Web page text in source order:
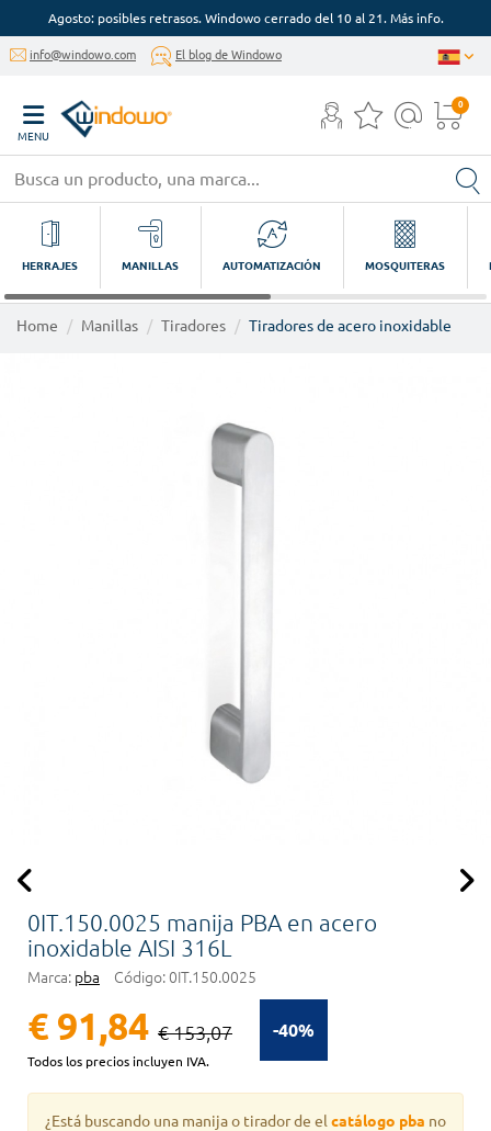
Agosto: posibles retrasos. Windowo cerrado del 10 al 21. Más info.
info@windowo.com El blog de Windowo
MENU
0
HERRAJES MANILLAS AUTOMATIZACIÓN MOSQUITERAS
Home Manillas Tiradores Tiradores de acero inoxidable
0IT.150.0025 manija PBA en acero
inoxidable AISI 316L
Marca: pba Código:0IT.150.0025
-40%
€ 91,84 € 153,07
Todos los precios incluyen IVA.
¿Está buscando una manija o tirador de el catálogo pba no